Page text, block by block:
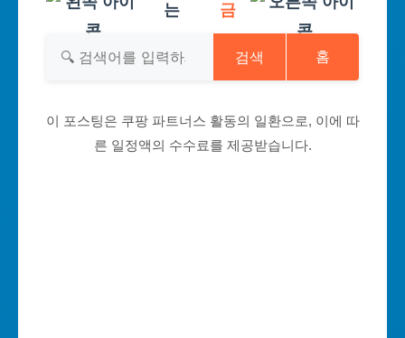
는
금
검색 홈
이 포스팅은 쿠팡 파트너스 활동의 일환으로, 이에 따
른 일정액의 수수료를 제공받습니다.